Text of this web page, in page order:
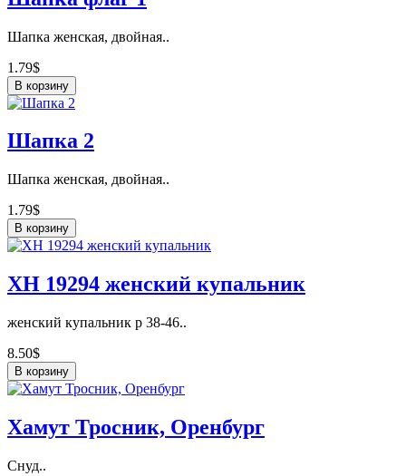
Шапка женская, двойная..
1.79$
В корзину
Шапка 2
Шапка женская, двойная..
1.79$
В корзину
ХН 19294 женский купальник
женский купальник р 38-46..
8.50$
В корзину
Хамут Тросник, Оренбург
Снуд..